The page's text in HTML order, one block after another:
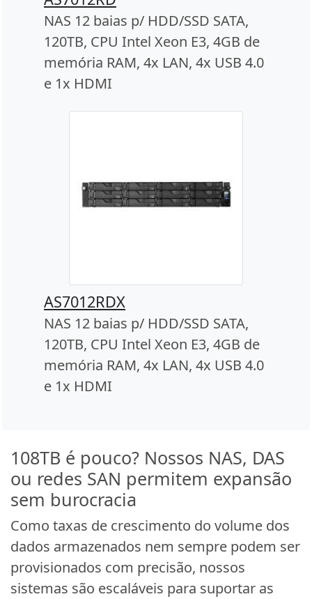
NAS 12 baias p/ HDD/SSD SATA,
120TB, CPU Intel Xeon E3, 4GB de
memória RAM, 4x LAN, 4x USB 4.0
e 1x HDMI
AS7012RDX
NAS 12 baias p/ HDD/SSD SATA,
120TB, CPU Intel Xeon E3, 4GB de
memória RAM, 4x LAN, 4x USB 4.0
e 1x HDMI
108TB é pouco? Nossos NAS, DAS
ou redes SAN permitem expansão
sem burocracia
Como taxas de crescimento do volume dos
dados armazenados nem sempre podem ser
provisionados com precisão, nossos
sistemas são escaláveis para suportar as